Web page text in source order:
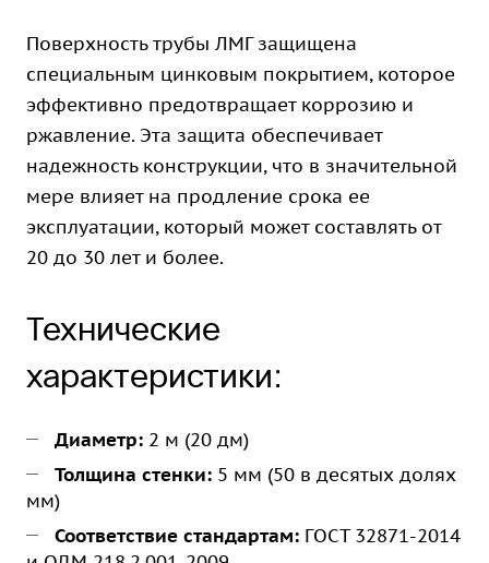
Поверхность трубы ЛМГ защищена
специальным цинковым покрытием, которое
эффективно предотвращает коррозию и
ржавление. Эта защита обеспечивает
надежность конструкции, что в значительной
мере влияет на продление срока ее
эксплуатации, который может составлять от
20 до 30 лет и более.
Технические
характеристики:
Диаметр: 2 м (20 дм)
Толщина стенки: 5 мм (50 в десятых долях
мм)
Соответствие стандартам: ГОСТ 32871-2014